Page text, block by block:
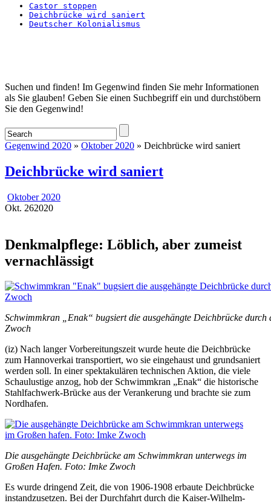
Castor stoppen
Deichbrücke wird saniert
Deutscher Kolonialismus
Startseite
Suchen und finden! Im Gegenwind finden Sie mehr Informationen
als Sie glauben! Geben Sie einen Suchbegriff ein und durchstöbern
Sie den Gegenwind!
Gegenwind 2020 » Oktober 2020 » Deichbrücke wird saniert
Deichbrücke wird saniert
Oktober 2020
Okt. 262020
Denkmalpflege: Löblich, aber zumeist
vernachlässigt
Schwimmkran „Enak“ bugsiert die ausgehängte Deichbrücke
Zwoch
(iz) Nach langer Vorbereitungszeit wurde heute die Deichbrücke
zum Hannoverkai transportiert, wo sie eingehaust und grundsaniert
werden soll. In einer spektakulären technischen Aktion, die viele
Schaulustige anzog, hob der Schwimmkran „Enak“ die historische
Stahlfachwerk-Brücke aus der Verankerung und brachte sie zum
Nordhafen.
Die ausgehängte Deichbrücke am Schwimmkran unterwegs im
Großen Hafen. Foto: Imke Zwoch
Es wurde dringend Zeit, die von 1906-1908 erbaute Deichbrücke
instandzusetzen. Bei der Durchfahrt durch die Kaiser-Wilhelm-